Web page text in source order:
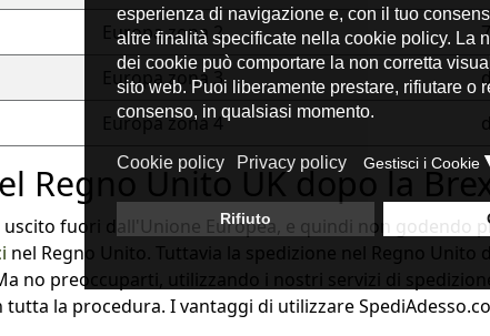
Europa zona 2
Europa zona 3
Europa zona 4
Regno Unito UK dopo la
fuori dall'Unione Europea, e quindi non godendo
nel Regno Unito. Tuttavia la spedizione nel Regno
no preoccuparti, utilizzando i nostri servizi di
la procedura. I vantaggi di utilizzare